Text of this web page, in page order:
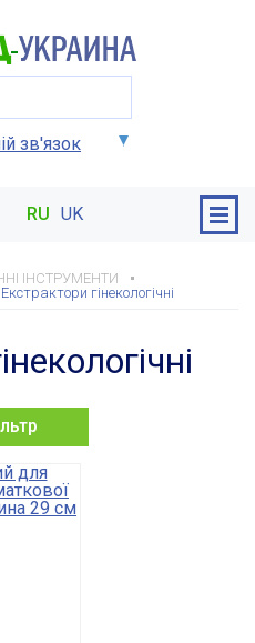
зв'язок
RU UK
ІНСТРУМЕНТИ
Екстрактори гінекологічні